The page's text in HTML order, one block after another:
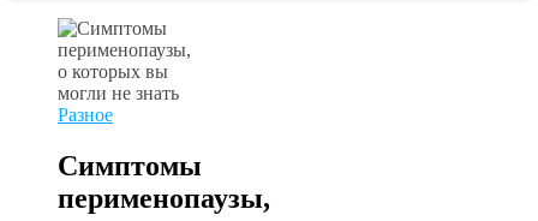
Разное
Симптомы
перименопаузы,